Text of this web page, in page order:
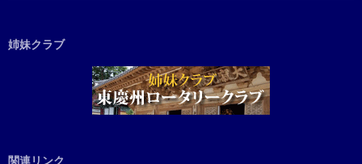
姉妹クラブ
関連リンク